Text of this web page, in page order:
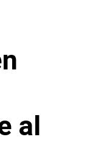
al